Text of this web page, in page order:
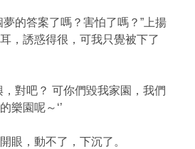
的答案了嗎？害怕了嗎？”上揚
，誘惑得很，可我只覺被下了
，對吧？ 可你們毀我家園，我們
樂園呢～‘’
眼，動不了，下沉了。